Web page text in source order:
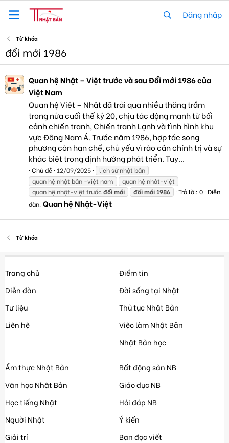
Đăng nhập
Từ khóa
đổi mới 1986
Quan hệ Nhật – Việt trước và sau Đổi mới 1986 của
Việt Nam
Quan hệ Việt – Nhật đã trải qua nhiều thăng trầm
trong nửa cuối thế kỷ 20, chịu tác động mạnh từ bối
cảnh chiến tranh, Chiến tranh Lạnh và tình hình khu
vực Đông Nam Á. Trước năm 1986, hợp tác song
phương còn hạn chế, chủ yếu vì rào cản chính trị và sự
khác biệt trong định hướng phát triển. Tuy...
Chủ đề 12/09/2025
lịch sử nhật bản
quan hệ nhật bản -việt nam
quan hệ nhât-việt
quan hệ nhật-việt trướcđổimới đổimới 1986 Trả lời: 0 Diễn
đàn: Quan hệ Nhật-Việt
Từ khóa
Trang chủ
Diễn đàn
Tư liệu
Liên hệ
Điểm tin
Đời sống tại Nhật
Thủ tục Nhật Bản
Việc làm Nhật Bản
Nhật Bản học
Ẩm thực Nhật Bản
Văn học Nhật Bản
Học tiếng Nhật
Người Nhật
Giải trí
Bất động sản NB
Giáo dục NB
Hỏi đáp NB
Ý kiến
Bạn đọc viết